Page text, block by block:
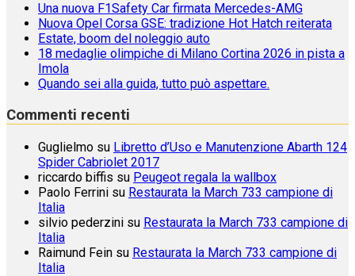
Una nuova F1Safety Car firmata Mercedes-AMG
Nuova Opel Corsa GSE: tradizione Hot Hatch reiterata
Estate, boom del noleggio auto
18 medaglie olimpiche di Milano Cortina 2026 in pista a
Imola
Quando sei alla guida, tutto può aspettare.
Commenti recenti
Guglielmo su Libretto d’Uso e Manutenzione Abarth 124
Spider Cabriolet 2017
riccardo biffis su Peugeot regala la wallbox
Paolo Ferrini su Restaurata la March 733 campione di
Italia
silvio pederzini su Restaurata la March 733 campione di
Italia
Raimund Fein su Restaurata la March 733 campione di
Italia